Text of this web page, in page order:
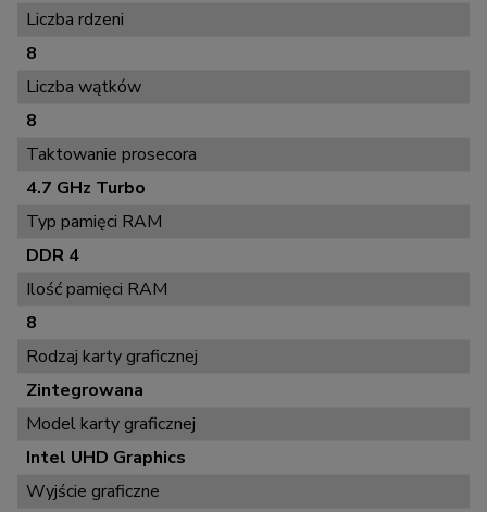
Liczba rdzeni
8
Liczba wątków
8
Taktowanie prosecora
4.7 GHz Turbo
Typ pamięci RAM
DDR 4
Ilość pamięci RAM
8
Rodzaj karty graficznej
Zintegrowana
Model karty graficznej
Intel UHD Graphics
Wyjście graficzne